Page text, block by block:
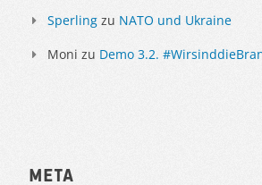
Sperling zu NATO und Ukraine
Moni zu Demo 3.2.
Meta